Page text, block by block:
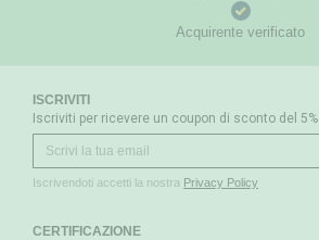
Acquirente verificato
ISCRIVITI
Iscriviti per ricevere un coupon di sconto del 5%
Iscrivendoti accetti la nostra Privacy Policy
CERTIFICAZIONE